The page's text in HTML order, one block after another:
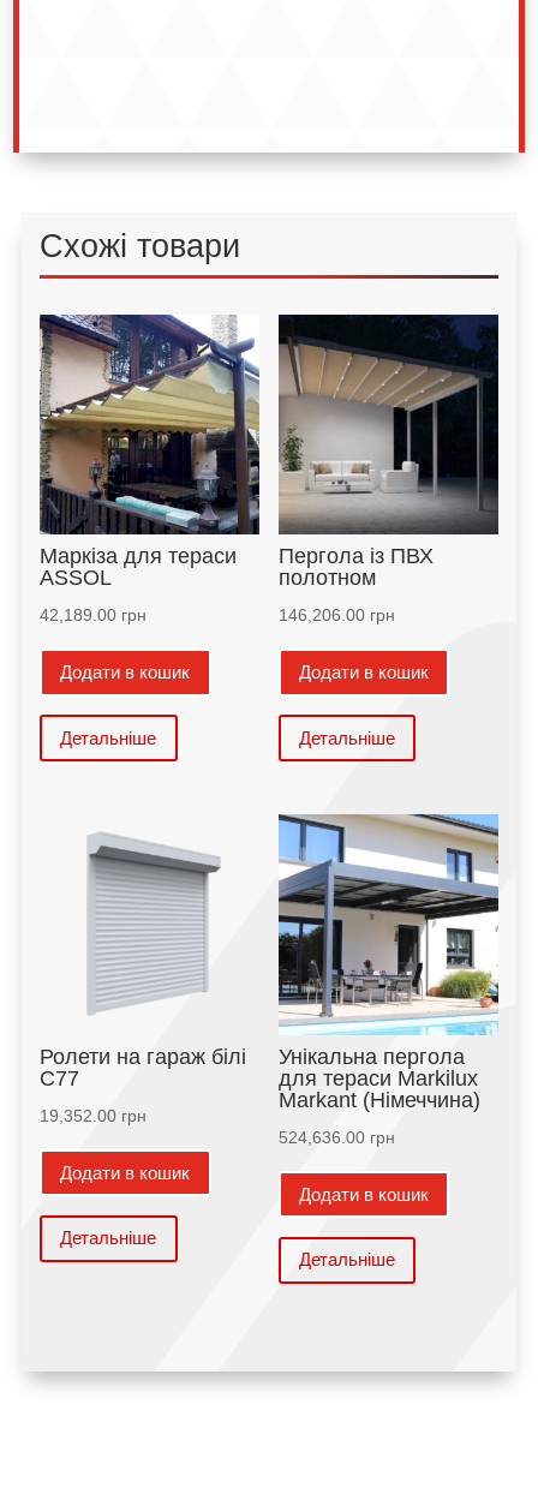
Схожі товари
Маркіза для тераси
ASSOL
42,189.00грн
Додати в кошик
Детальніше
Пергола із ПВХ
полотном
146,206.00грн
Додати в кошик
Детальніше
Ролети на гараж білі
С77
19,352.00грн
Додати в кошик
Детальніше
Унікальна пергола
для тераси Markilux
Markant (Німеччина)
524,636.00грн
Додати в кошик
Детальніше